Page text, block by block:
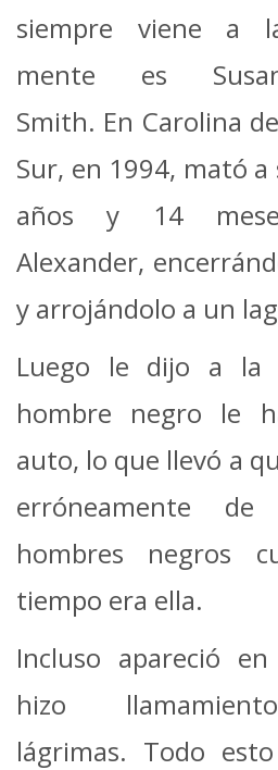
siempre viene a
mente es
Smith. En Carolina
Sur, en 1994, mató
años y 14
Alexander,
y arrojándolo a un
Luego le dijo a la
hombre negro le
auto, lo que llevó a
erróneamente
hombres negros
tiempo era ella.
Incluso apareció
hizo
lágrimas. Todo